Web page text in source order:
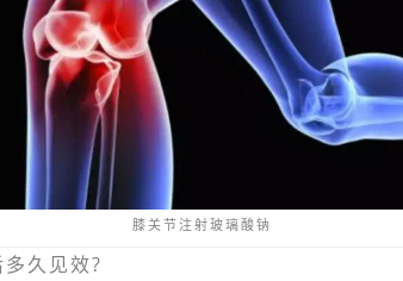
膝关节注射玻璃酸钠
久见效?